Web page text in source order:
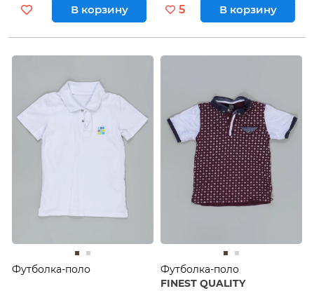
В корзину 5 В корзину
Футболка-поло
Футболка-поло
FINEST QUALITY